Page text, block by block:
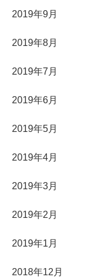
2019年9月
2019年8月
2019年7月
2019年6月
2019年5月
2019年4月
2019年3月
2019年2月
2019年1月
2018年12月